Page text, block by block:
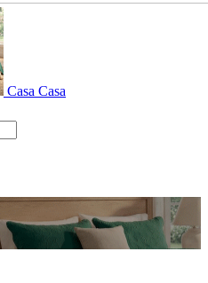
Casa Casa